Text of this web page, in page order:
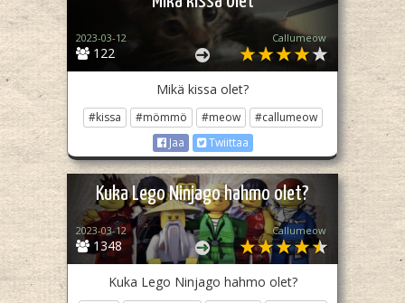
122
2023-03-12 Callumeow
Mikä kissa olet?
#kissa #mömmö #meow
#callumeow
Jaa
Twiittaa
Kuka Lego Ninjago hahmo olet?
1348
2023-03-12 Callumeow
Kuka Lego Ninjago hahmo olet?